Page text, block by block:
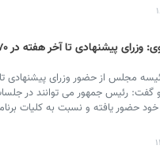
رئیس جمهور می توانند در جلسات
حضور یافته و نسبت به کلیات